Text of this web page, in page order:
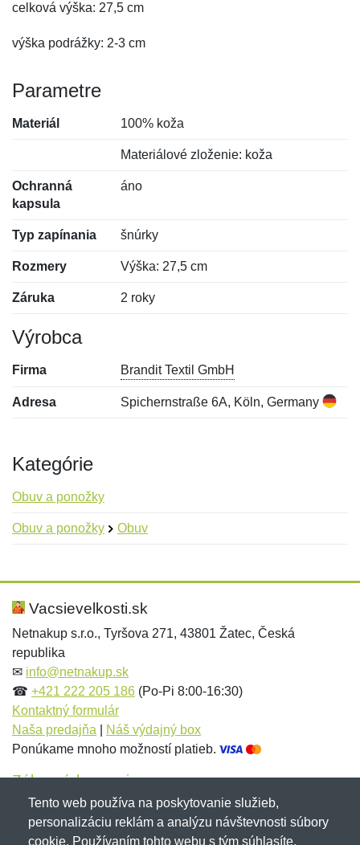
celková výška: 27,5 cm
výška podrážky: 2-3 cm
Parametre
Materiál 100% koža
Materiálové zloženie: koža
Ochranná
kapsula
áno
Typ zapínania šnúrky
Rozmery Výška: 27,5 cm
Záruka 2 roky
Výrobca
Firma Brandit Textil GmbH
Adresa Spichernstraße 6A, Köln, Germany
Kategórie
Obuv a ponožky
Obuv a ponožky Obuv
Hodnotenie:
Meno:*
E-mail:
Správa*
Meno:
E-mail:*
Správa*
Vacsievelkosti.sk
Netnakup s.r.o., Tyršova 271, 43801 Žatec, Česká
republika
✉ info@netnakup.sk
☎ +421 222 205 186 (Po-Pi 8:00-16:30)
Kontaktný formulár
Naša predajňa
Náš výdajný box
Ponúkame mnoho možností platieb.
Zákaznícky servis
Novinky emailom
Tento web používa na poskytovanie služieb,
personalizáciu reklám a analýzu návštevnosti súbory
cookie. Používaním tohto webu s tým súhlasíte.